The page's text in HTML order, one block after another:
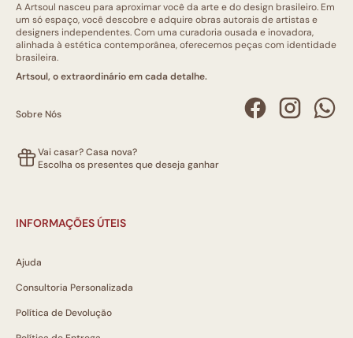
A Artsoul nasceu para aproximar você da arte e do design brasileiro. Em
um só espaço, você descobre e adquire obras autorais de artistas e
designers independentes. Com uma curadoria ousada e inovadora,
alinhada à estética contemporânea, oferecemos peças com identidade
brasileira.
Artsoul, o extraordinário em cada detalhe.
Sobre Nós
Vai casar? Casa nova?
Escolha os presentes que deseja ganhar
INFORMAÇÕES ÚTEIS
Ajuda
Consultoria Personalizada
Política de Devolução